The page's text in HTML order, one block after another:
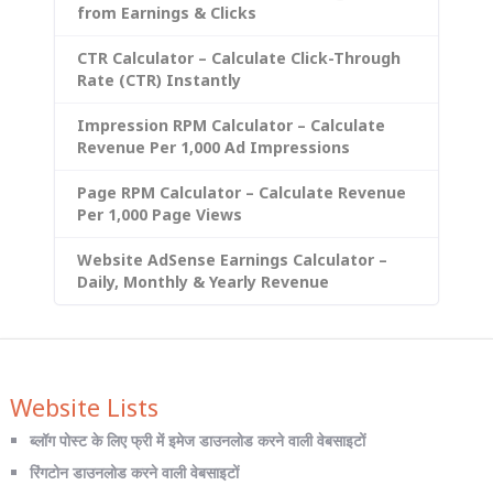
from Earnings & Clicks
CTR Calculator – Calculate Click-Through
Rate (CTR) Instantly
Impression RPM Calculator – Calculate
Revenue Per 1,000 Ad Impressions
Page RPM Calculator – Calculate Revenue
Per 1,000 Page Views
Website AdSense Earnings Calculator –
Daily, Monthly & Yearly Revenue
Website Lists
ब्लॉग पोस्ट के लिए फ्री में इमेज डाउनलोड करने वाली वेबसाइटों
रिंगटोन डाउनलोड करने वाली वेबसाइटों